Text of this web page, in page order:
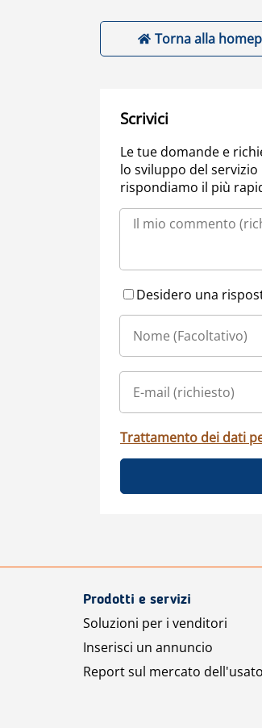
Torna alla
Scrivici
Le tue domande e
lo sviluppo del
rispondiamo il più
Desidero una
Trattamento dei dati
Prodotti e servizi
Soluzioni per i venditori
Inserisci un annuncio
Report sul mercato dell'usato